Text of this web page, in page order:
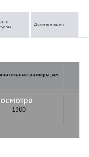
и
Документация
размеры, мм
1300